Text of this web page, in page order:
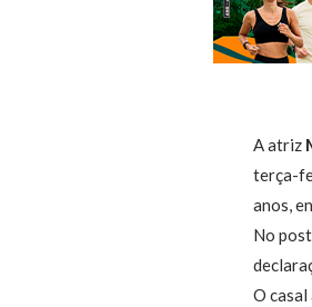
A atriz
terça-
anos,
No
O